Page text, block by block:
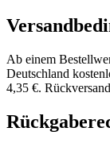
Ab einem
Deutschland
4,35 €.